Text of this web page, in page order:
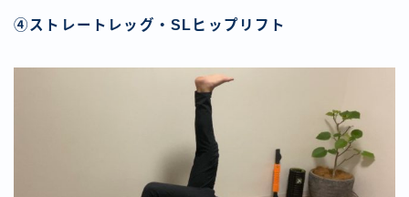
④ストレートレッグ・SLヒップリフト